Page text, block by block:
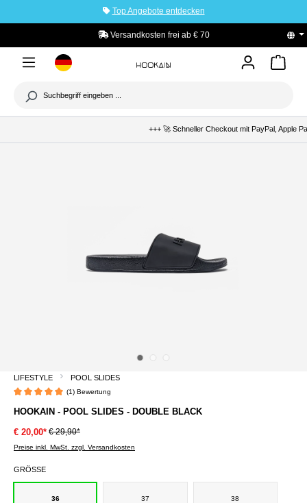
Top Angebote entdecken
Versandkosten frei ab € 70
+++ 🚀 Schneller Checkout mit PayPal, Apple
LIFESTYLE POOL SLIDES
(1) Bewertung
HOOKAIN - POOL SLIDES - DOUBLE BLACK
€ 20,00* € 29,90*
Preise inkl. MwSt. zzgl. Versandkosten
GRÖSSE
36 37 38